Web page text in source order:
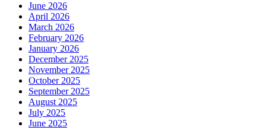
June 2026
April 2026
March 2026
February 2026
January 2026
December 2025
November 2025
October 2025
September 2025
August 2025
July 2025
June 2025